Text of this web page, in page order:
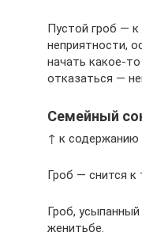
Пустой гроб —
неприятности,
начать какое-
отказаться —
Семейный
↑ к содержанию
Гроб — снится к
Гроб,
женитьбе.